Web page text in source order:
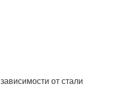
от стали